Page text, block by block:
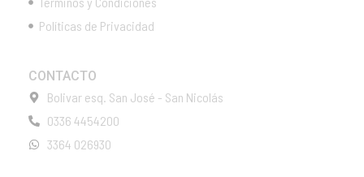
Políticas de Privacidad
CONTACTO
Bolivar esq. San José - San Nicolás
0336 4454200
3364 026930